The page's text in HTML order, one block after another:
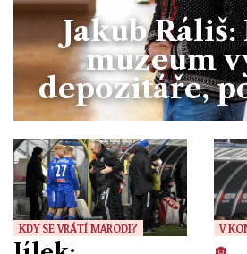
Jakub Ráliš:
muzeum
depozitáře,
KDY SE VRÁTÍ MARODI? V